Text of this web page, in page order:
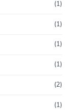
(1)
(1)
(1)
(1)
(2)
(1)